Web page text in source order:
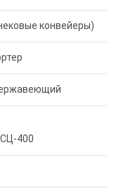
конвейеры)
400